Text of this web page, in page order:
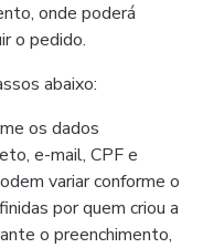
onde poderá
o pedido.
abaixo:
os dados
e-mail, CPF e
variar conforme o
por quem criou a
o preenchimento,